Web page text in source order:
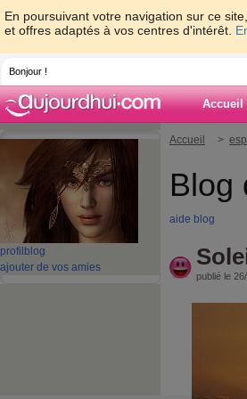
En poursuivant votre navigation sur ce
et offres adaptés à vos centres d'intérêt.
Bonjour !
Accueil
profil blog
ajouter de vos amies
Accueil >
Blog
aide blog
publié le